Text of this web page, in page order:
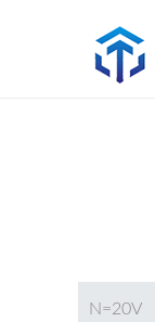
N=20V